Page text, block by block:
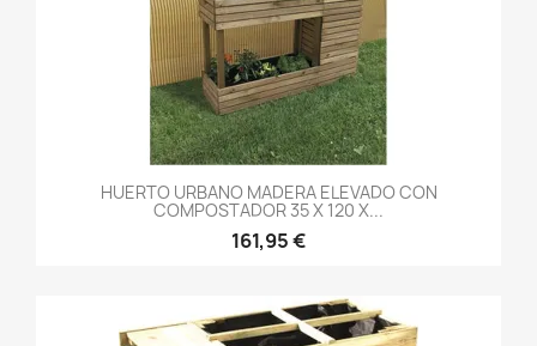
HUERTO URBANO MADERA ELEVADO CON
COMPOSTADOR 35 X 120 X...
161,95 €